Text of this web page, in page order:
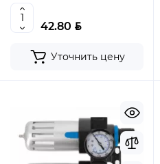
42.80 BYN
Уточнить цену